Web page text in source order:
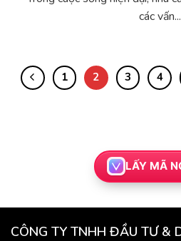
các vấn...
1 2 3 4
LẤY MÃ
CÔNG TY TNHH ĐẦU TƯ &